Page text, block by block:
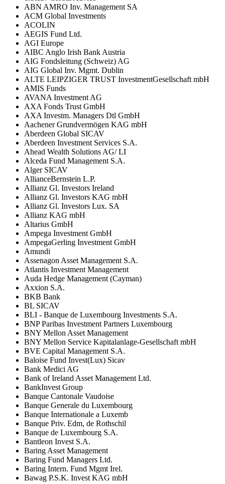
ABN AMRO Inv. Management SA
ACM Global Investments
ACOLIN
AEGIS Fund Ltd.
AGI Europe
AIBC Anglo Irish Bank Austria
AIG Fondsleitung (Schweiz) AG
AIG Global Inv. Mgmt. Dublin
ALTE LEIPZIGER TRUST InvestmentGesellschaft mbH
AMIS Funds
AVANA Investment AG
AXA Fonds Trust GmbH
AXA Investm. Managers Dtl GmbH
Aachener Grundvermögen KAG mbH
Aberdeen Global SICAV
Aberdeen Investment Services S.A.
Ahead Wealth Solutions AG/ LI
Alceda Fund Management S.A.
Alger SICAV
AllianceBernstein L.P.
Allianz Gl. Investors Ireland
Allianz Gl. Investors KAG mbH
Allianz Gl. Investors Lux. SA
Allianz KAG mbH
Altarius GmbH
Ampega Investment GmbH
AmpegaGerling Investment GmbH
Amundi
Assenagon Asset Management S.A.
Atlantis Investment Management
Auda Hedge Management (Cayman)
Axxion S.A.
BKB Bank
BL SICAV
BLI - Banque de Luxembourg Investments S.A.
BNP Paribas Investment Partners Luxembourg
BNY Mellon Asset Management
BNY Mellon Service Kapitalanlage-Gesellschaft mbH
BVE Capital Management S.A.
Baloise Fund Invest(Lux) Sicav
Bank Medici AG
Bank of Ireland Asset Management Ltd.
BankInvest Group
Banque Cantonale Vaudoise
Banque Generale du Luxembourg
Banque Internationale a Luxemb
Banque Priv. Edm, de Rothschil
Banque de Luxembourg S.A.
Bantleon Invest S.A.
Baring Asset Management
Baring Fund Managers Ltd.
Baring Intern. Fund Mgmt Irel.
Bawag P.S.K. Invest KAG mbH